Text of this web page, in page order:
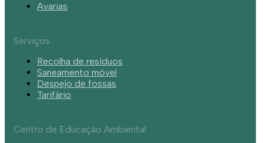
Avarias
Serviços
Recolha de resíduos
Saneamento móvel
Despejo de fossas
Tarifário
Centro de Educação Ambiental